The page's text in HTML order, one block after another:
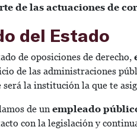
de las actuaciones de
del Estado
de oposiciones de derecho,
de las administraciones
será la institución la que te
de un empleado
con la legislación y